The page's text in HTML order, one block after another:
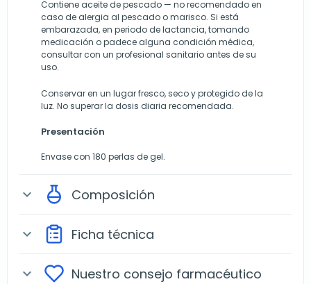
Contiene aceite de pescado — no recomendado en
caso de alergia al pescado o marisco. Si está
embarazada, en periodo de lactancia, tomando
medicación o padece alguna condición médica,
consultar con un profesional sanitario antes de su
uso.
Conservar en un lugar fresco, seco y protegido de la
luz. No superar la dosis diaria recomendada.
Presentación
Envase con 180 perlas de gel.
expand_more Composición
expand_more Ficha técnica
expand_more Nuestro consejo farmacéutico